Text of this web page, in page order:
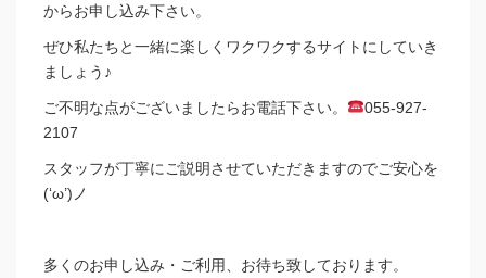
からお申し込み下さい。
ぜひ私たちと一緒に楽しくワクワクするサイトにしていき
ましょう♪
ご不明な点がございましたらお電話下さい。
055-927-
2107
スタッフが丁寧にご説明させていただきますのでご安心を
(‘ω’)ノ
多くのお申し込み・ご利用、お待ち致しております。